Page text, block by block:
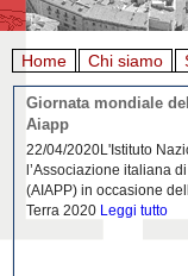
Home Chi siamo
Giornata mondiale
Aiapp
22/04/2020L'Istituto
l’Associazione italiana
(AIAPP) in occasione
Terra 2020 Leggi tutto